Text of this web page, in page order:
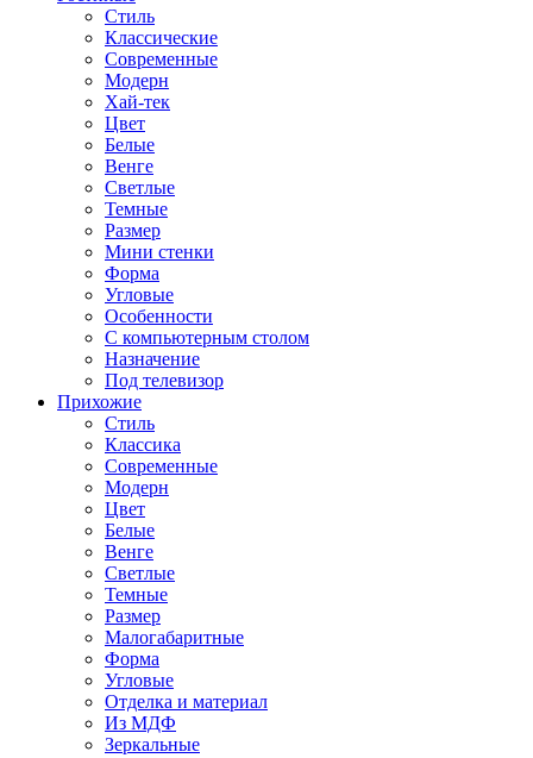
Стиль
Классические
Современные
Модерн
Хай-тек
Цвет
Белые
Венге
Светлые
Темные
Размер
Мини стенки
Форма
Угловые
Особенности
С компьютерным столом
Назначение
Под телевизор
Прихожие
Стиль
Классика
Современные
Модерн
Цвет
Белые
Венге
Светлые
Темные
Размер
Малогабаритные
Форма
Угловые
Отделка и материал
Из МДФ
Зеркальные